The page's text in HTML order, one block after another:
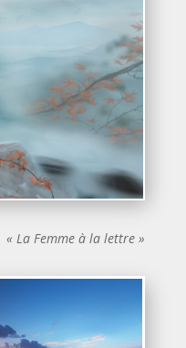
« La Femme à la lettre »